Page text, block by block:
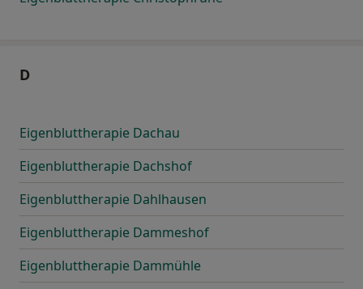
D
Eigenbluttherapie Dachau
Eigenbluttherapie Dachshof
Eigenbluttherapie Dahlhausen
Eigenbluttherapie Dammeshof
Eigenbluttherapie Dammühle